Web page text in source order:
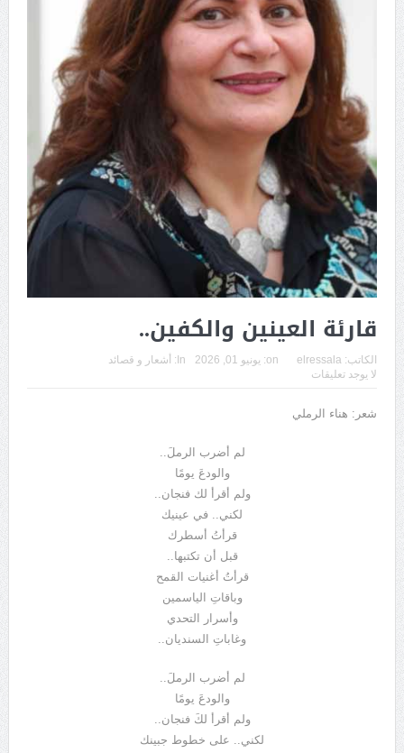
قارئة العينين والكفين..
الكاتب: elressala
on: يونيو 01, 2026 In:
أشعار و قصائد
لا يوجد تعليقات
شعر: هناء الرملي
لم أضرب الرملَ..
والودعَ يومًا
ولم أقرأ لك فنجان..
لكني.. في عينيك
قرأتُ أسطرك
قبل أن تكتبها..
قرأتُ أغنيات القمح
وباقاتِ الياسمين
وأسرار التحدي
وغاباتِ السنديان..
لم أضرب الرملَ..
والودعَ يومًا
ولم أقرأ لكَ فنجان..
لكني.. على خطوط جبينك